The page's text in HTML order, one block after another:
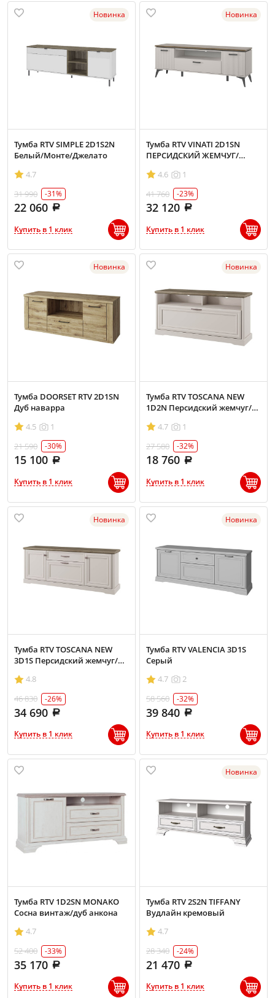
Новинка
Тумба RTV SIMPLE 2D1S2N
Белый/Монте/Джелато
4.7
31 990
-31%
22 060
Купить в 1 клик
Новинка
Тумба RTV VINATI 2D1SN
ПЕРСИДСКИЙ ЖЕМЧУГ/
4.6
1
41 760
-23%
32 120
Купить в 1 клик
Новинка
Тумба DOORSET RTV 2D1SN
Дуб наварра
4.5
1
21 590
-30%
15 100
Купить в 1 клик
Новинка
Тумба RTV TOSCANA NEW
1D2N Персидский жемчуг/
4.7
1
27 580
-32%
18 760
Купить в 1 клик
Новинка
Тумба RTV TOSCANA NEW
3D1S Персидский жемчуг/
4.8
46 830
-26%
34 690
Купить в 1 клик
Новинка
Тумба RTV VALENCIA 3D1S
Серый
4.7
2
58 560
-32%
39 840
Купить в 1 клик
Тумба RTV 1D2SN MONAKO
Сосна винтаж/дуб анкона
4.7
52 400
-33%
35 170
Купить в 1 клик
Новинка
Тумба RTV 2S2N TIFFANY
Вудлайн кремовый
4.7
28 340
-24%
21 470
Купить в 1 клик